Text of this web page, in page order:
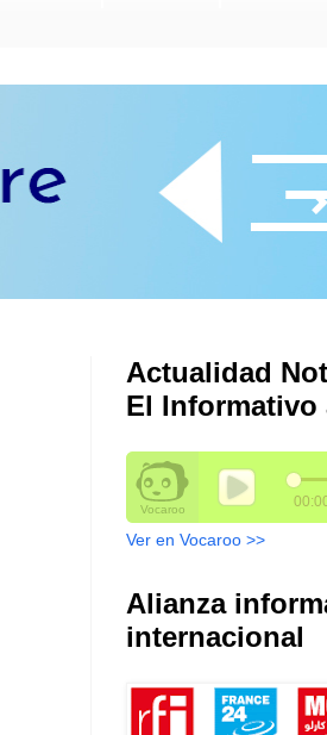
Actualidad
El Informativo
Ver en Vocaroo >>
Alianza
internacional